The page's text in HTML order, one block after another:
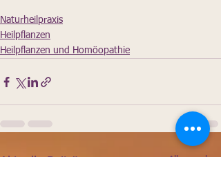
Naturheilpraxis
Heilpflanzen
Heilpflanzen und Homöopathie
Alle ansehen